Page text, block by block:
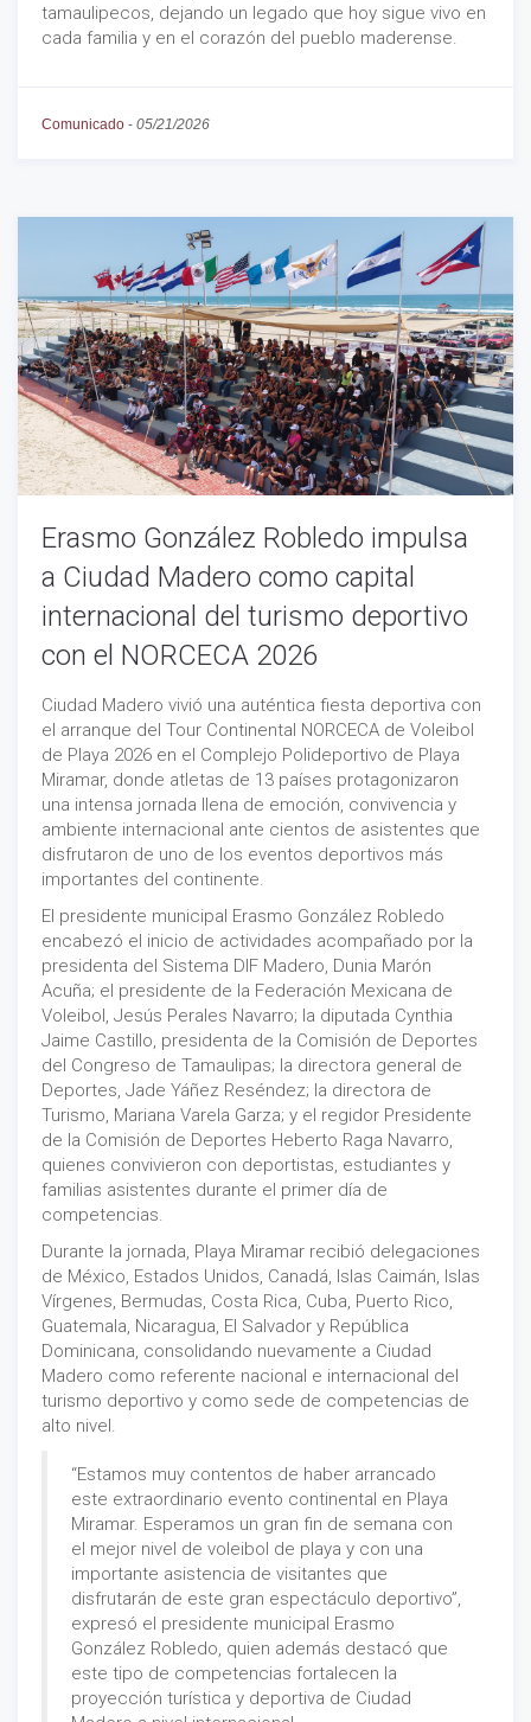
tamaulipecos, dejando un legado que hoy sigue vivo en
cada familia y en el corazón del pueblo maderense.
Comunicado - 05/21/2026
Erasmo González Robledo impulsa
a Ciudad Madero como capital
internacional del turismo deportivo
con el NORCECA 2026
Ciudad Madero vivió una auténtica fiesta deportiva con
el arranque del Tour Continental NORCECA de Voleibol
de Playa 2026 en el Complejo Polideportivo de Playa
Miramar, donde atletas de 13 países protagonizaron
una intensa jornada llena de emoción, convivencia y
ambiente internacional ante cientos de asistentes que
disfrutaron de uno de los eventos deportivos más
importantes del continente.
El presidente municipal Erasmo González Robledo
encabezó el inicio de actividades acompañado por la
presidenta del Sistema DIF Madero, Dunia Marón
Acuña; el presidente de la Federación Mexicana de
Voleibol, Jesús Perales Navarro; la diputada Cynthia
Jaime Castillo, presidenta de la Comisión de Deportes
del Congreso de Tamaulipas; la directora general de
Deportes, Jade Yáñez Reséndez; la directora de
Turismo, Mariana Varela Garza; y el regidor Presidente
de la Comisión de Deportes Heberto Raga Navarro,
quienes convivieron con deportistas, estudiantes y
familias asistentes durante el primer día de
competencias.
Durante la jornada, Playa Miramar recibió delegaciones
de México, Estados Unidos, Canadá, Islas Caimán, Islas
Vírgenes, Bermudas, Costa Rica, Cuba, Puerto Rico,
Guatemala, Nicaragua, El Salvador y República
Dominicana, consolidando nuevamente a Ciudad
Madero como referente nacional e internacional del
turismo deportivo y como sede de competencias de
alto nivel.
“Estamos muy contentos de haber arrancado
este extraordinario evento continental en Playa
Miramar. Esperamos un gran fin de semana con
el mejor nivel de voleibol de playa y con una
importante asistencia de visitantes que
disfrutarán de este gran espectáculo deportivo”,
expresó el presidente municipal Erasmo
González Robledo, quien además destacó que
este tipo de competencias fortalecen la
proyección turística y deportiva de Ciudad